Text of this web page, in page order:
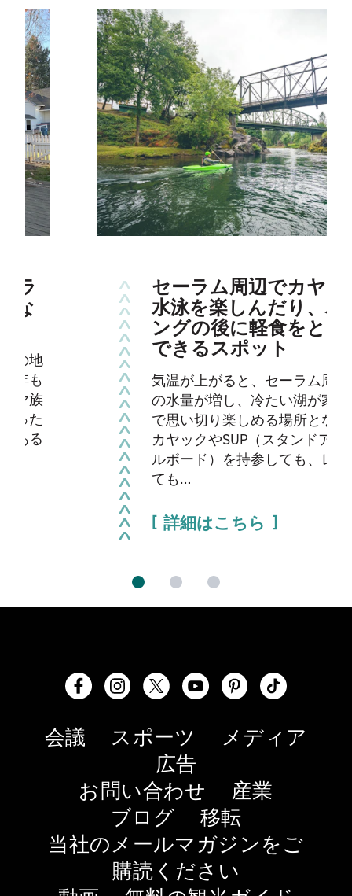
セーラム周辺でカヤックや
水泳を楽しんだり、パドリ
ングの後に軽食をとったり
できるスポット
気温が上がると、セーラム周辺では川
の水量が増し、冷たい湖が家族みんな
で思い切り楽しめる場所となります。
カヤックやSUP（スタンドアップパド
ルボード）を持参しても、レンタルし
ても…
詳細はこちら
会議 スポーツ
メディア
広告
お問い合わせ
産業
ブログ
移転
当社のメールマガジンをご
購読ください